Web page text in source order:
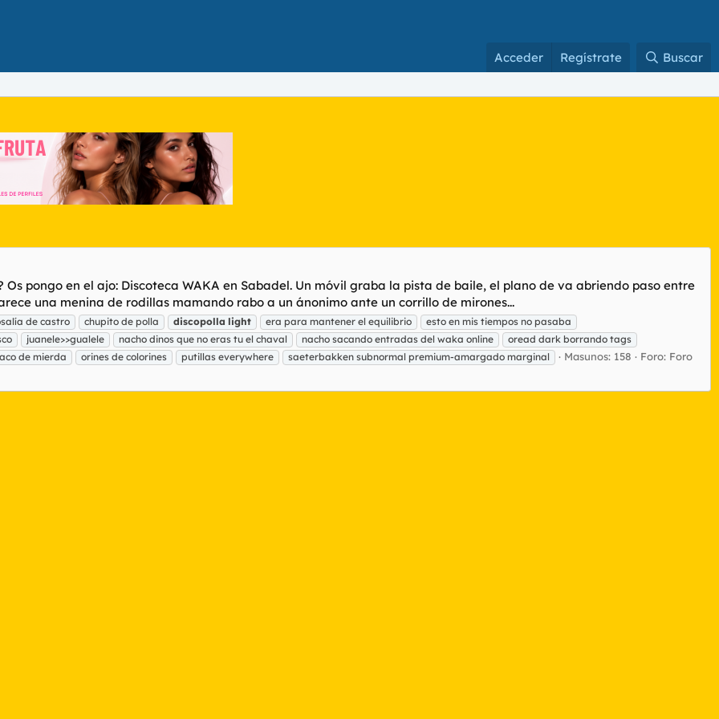
Acceder Regístrate Buscar
pongo en el ajo: Discoteca WAKA en Sabadel. Un móvil graba la pista de baile, el plano de va abriendo paso entre
una menina de rodillas mamando rabo a un ánonimo ante un corrillo de mirones...
de castro chupito de polla discopolla light era para mantener el equilibrio
esto en mis tiempos no pasaba
juanele>>gualele nacho dinos que no eras tu el chaval nacho sacando entradas del waka online
oread dark borrando tags
de mierda orines de colorines putillas everywhere saeterbakken subnormal premium-amargado marginal Masunos: 158 Foro: Foro